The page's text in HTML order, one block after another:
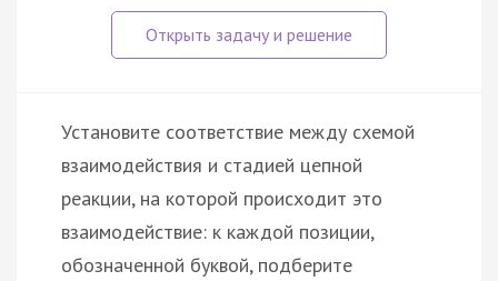
Установите соответствие между схемой
взаимодействия и стадией цепной
реакции, на которой происходит это
взаимодействие: к каждой позиции,
обозначенной буквой, подберите